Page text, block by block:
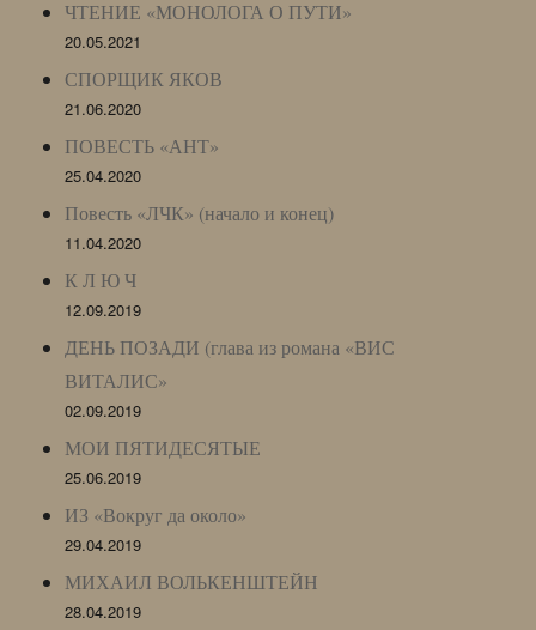
ЧТЕНИЕ «МОНОЛОГА О ПУТИ»
20.05.2021
СПОРЩИК ЯКОВ
21.06.2020
ПОВЕСТЬ «АНТ»
25.04.2020
Повесть «ЛЧК» (начало и конец)
11.04.2020
К Л Ю Ч
12.09.2019
ДЕНЬ ПОЗАДИ (глава из романа «ВИС
ВИТАЛИС»
02.09.2019
МОИ ПЯТИДЕСЯТЫЕ
25.06.2019
ИЗ «Вокруг да около»
29.04.2019
МИХАИЛ ВОЛЬКЕНШТЕЙН
28.04.2019